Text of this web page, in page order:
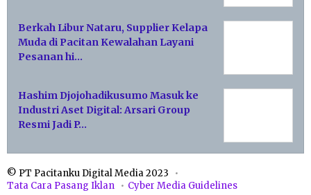
Berkah Libur Nataru, Supplier Kelapa
Muda di Pacitan Kewalahan Layani
Pesanan hi…
Hashim Djojohadikusumo Masuk ke
Industri Aset Digital: Arsari Group
Resmi Jadi P…
© PT Pacitanku Digital Media 2023
Tata Cara Pasang Iklan
Cyber Media Guidelines